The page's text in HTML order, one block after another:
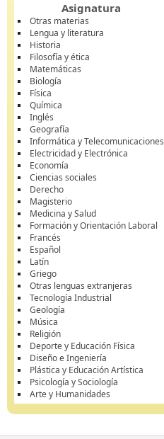
Asignatura
Otras materias
Lengua y literatura
Historia
Filosofía y ética
Matemáticas
Biología
Física
Química
Inglés
Geografía
Informática y Telecomunicaciones
Electricidad y Electrónica
Economía
Ciencias sociales
Derecho
Magisterio
Medicina y Salud
Formación y Orientación Laboral
Francés
Español
Latín
Griego
Otras lenguas extranjeras
Tecnología Industrial
Geología
Música
Religión
Deporte y Educación Física
Diseño e Ingeniería
Plástica y Educación Artística
Psicología y Sociología
Arte y Humanidades